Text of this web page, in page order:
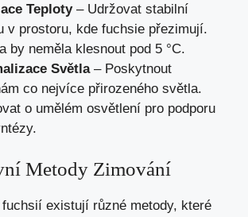
Teploty– Udržovat stabilní
v prostoru, kde fuchsie přezimují.
by neměla klesnout pod 5 °C.
Světla– Poskytnout
co nejvíce přirozeného světla.
o umělém osvětlení pro podporu
Metody Zimování
existují různé metody, které